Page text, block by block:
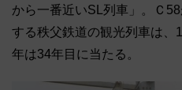
から一番近いSL列車」。Ｃ
する秩父鉄道の観光列車は、
年は34年目に当たる。